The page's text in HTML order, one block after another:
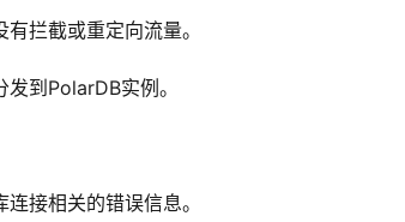
拦截或重定向流量。
到PolarDB实例。
接相关的错误信息。